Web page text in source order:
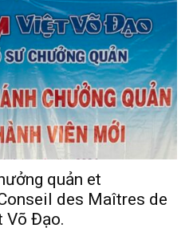
quản et
des Maîtres de
Võ Đạo.